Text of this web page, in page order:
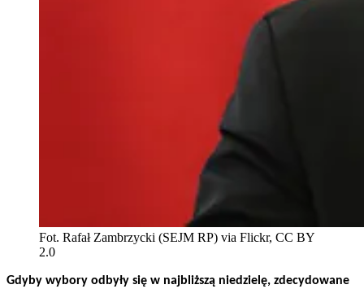
Fot. Rafał Zambrzycki (SEJM RP) via Flickr, CC BY
2.0
Gdyby wybory odbyły się w najbliższą niedzielę, zdecydowane